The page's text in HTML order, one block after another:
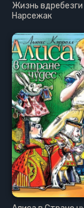
Жизнь
Нарсежак